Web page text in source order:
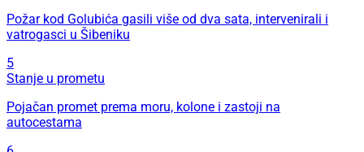
Požar kod Golubića gasili više od dva sata, intervenirali i
vatrogasci u Šibeniku
5
Stanje u prometu
Pojačan promet prema moru, kolone i zastoji na
autocestama